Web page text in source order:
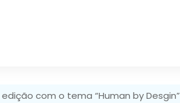
com o tema “Human by Desgin”